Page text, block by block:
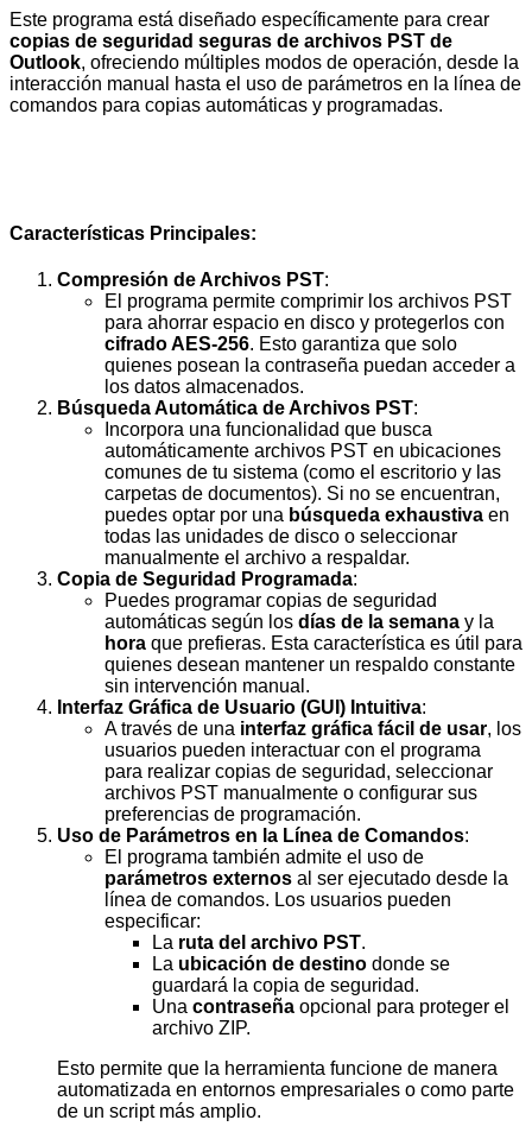
Este programa está diseñado específicamente para crear
copias de seguridad seguras de archivos PST de
Outlook, ofreciendo múltiples modos de operación, desde la
interacción manual hasta el uso de parámetros en la línea de
comandos para copias automáticas y programadas.
Características Principales:
Compresión de Archivos PST:
El programa permite comprimir los archivos PST
para ahorrar espacio en disco y protegerlos con
cifrado AES-256. Esto garantiza que solo
quienes posean la contraseña puedan acceder a
los datos almacenados.
Búsqueda Automática de Archivos PST:
Incorpora una funcionalidad que busca
automáticamente archivos PST en ubicaciones
comunes de tu sistema (como el escritorio y las
carpetas de documentos). Si no se encuentran,
puedes optar por una búsqueda exhaustiva en
todas las unidades de disco o seleccionar
manualmente el archivo a respaldar.
Copia de Seguridad Programada:
Puedes programar copias de seguridad
automáticas según los días de la semana y la
hora que prefieras. Esta característica es útil para
quienes desean mantener un respaldo constante
sin intervención manual.
Interfaz Gráfica de Usuario (GUI) Intuitiva:
A través de una interfaz gráfica fácil de usar, los
usuarios pueden interactuar con el programa
para realizar copias de seguridad, seleccionar
archivos PST manualmente o configurar sus
preferencias de programación.
Uso de Parámetros en la Línea de Comandos:
El programa también admite el uso de
parámetros externos al ser ejecutado desde la
línea de comandos. Los usuarios pueden
especificar:
La ruta del archivo PST.
La ubicación de destino donde se
guardará la copia de seguridad.
Una contraseña opcional para proteger el
archivo ZIP.
Esto permite que la herramienta funcione de manera
automatizada en entornos empresariales o como parte
de un script más amplio.